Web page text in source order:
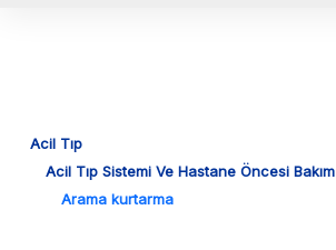
Acil Tıp
Acil Tıp Sistemi Ve Hastane Öncesi Bakım
Arama kurtarma